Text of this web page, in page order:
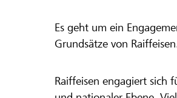
Es geht um ein
Grundsätze von
Raiffeisen engagiert sich